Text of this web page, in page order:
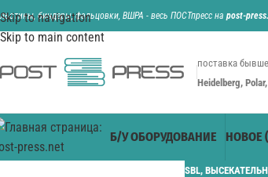
Skip to navigation
Skip to main content
биндеры, фальцовки, ВШРА - весь ПОСТпресс на post-
поставка
Heidelberg,
Б/У ОБОРУДОВАНИЕ НОВОЕ
SBL,